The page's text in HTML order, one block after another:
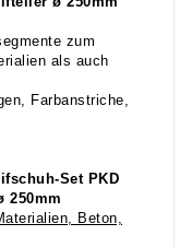
zum
als auch
Farbanstriche,
Set PKD
250mm
Beton,